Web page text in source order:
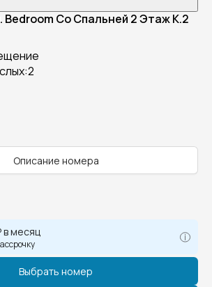
Со Спальней 2 Этаж К.2
Описание номера
в месяц
Выбрать номер